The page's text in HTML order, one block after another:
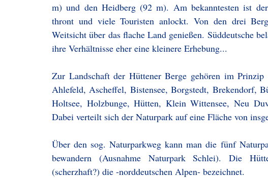
m) und den Heidberg (92 m). Am bekanntesten ist
thront und viele Touristen anlockt. Von den drei
Weitsicht über das flache Land genießen. Süddeutsche
ihre Verhältnisse eher eine kleinere Erhebung...
Zur Landschaft der Hüttener Berge gehören im
Ahlefeld, Ascheffel, Bistensee, Borgstedt, Brekendorf,
Holtsee, Holzbunge, Hütten, Klein Wittensee, Neu
Dabei verteilt sich der Naturpark auf eine Fläche von
Über den sog. Naturparkweg kann man die fünf
bewandern (Ausnahme Naturpark Schlei). Die
(scherzhaft?) die -norddeutschen Alpen- bezeichnet.